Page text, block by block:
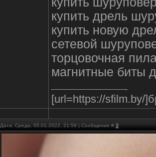
купить дрель
купить новую
сетевой
торцовочная
магнитные биты
[url=https://sfilm.by/
Дата: Среда, 05.01.2022, 21:59 | Сообщение # 3